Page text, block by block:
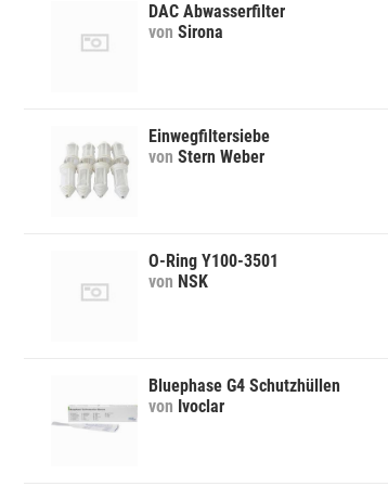
DAC Abwasserfilter
von Sirona
Einwegfiltersiebe
von Stern Weber
O-Ring Y100-3501
von NSK
Bluephase G4 Schutzhüllen
von Ivoclar